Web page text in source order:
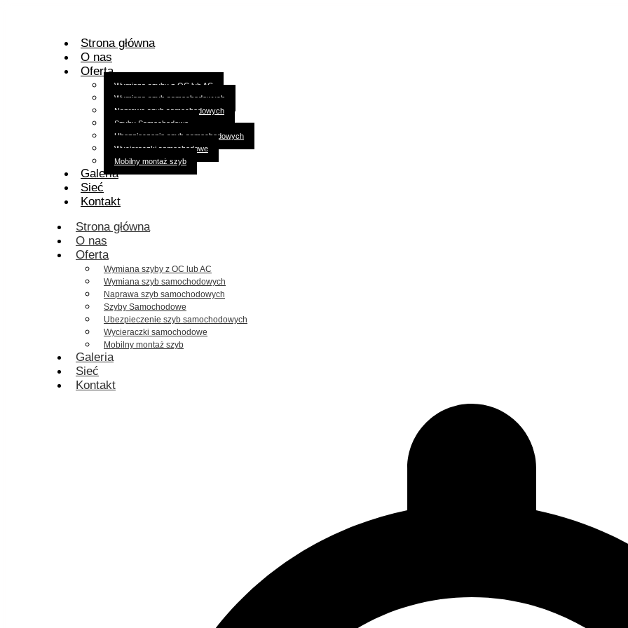
Strona główna
O nas
Oferta
Wymiana szyby z OC lub AC
Wymiana szyb samochodowych
Naprawa szyb samochodowych
Szyby Samochodowe
Ubezpieczenie szyb samochodowych
Wycieraczki samochodowe
Mobilny montaż szyb
Galeria
Sieć
Kontakt
Strona główna
O nas
Oferta
Wymiana szyby z OC lub AC
Wymiana szyb samochodowych
Naprawa szyb samochodowych
Szyby Samochodowe
Ubezpieczenie szyb samochodowych
Wycieraczki samochodowe
Mobilny montaż szyb
Galeria
Sieć
Kontakt